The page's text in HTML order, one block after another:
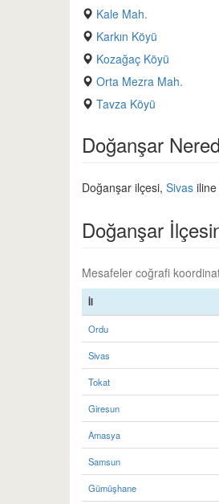
Kale Mah.
Karkın Köyü
Kozağaç Köyü
Orta Mezra Mah.
Tavza Köyü
Doğanşar
Doğanşar ilçesi, Sivas iline
Doğanşar
Mesafeler coğrafi
İl
Ordu
Sivas
Tokat
Giresun
Amasya
Samsun
Gümüşhane